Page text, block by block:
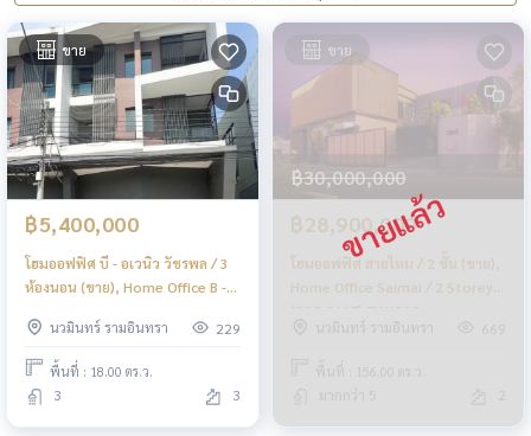
ขาย
฿5,400,000
โฮมออฟฟิศ บี - อเวนิว วัชรพล / 3
ห้องนอน (ขาย), Home Office B -
Bedrooms (FOR SALE) DIT037
นวมินทร์ รามอินทรา 229
พื้นที่ : 18.00 ตร.ว.
3 3
ขาย
฿30,000,000
฿28,900,000
โฮมออฟฟิศ สายไหม / 2 ชั้น (ขาย),
Home Office Saimai / 2 Storey
(FOR SALE) TAN590
นวมินทร์ รามอินทรา
669
พื้นที่ : 156.00 ตร.ว.
มากกว่า 5 2